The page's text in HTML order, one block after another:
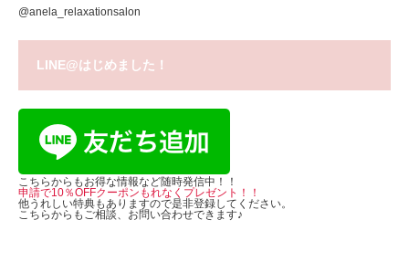
@anela_relaxationsalon
LINE@はじめました！
こちらからもお得な情報など随時発信中！！
申請で10％OFFクーポンもれなくプレゼント！！
他うれしい特典もありますので是非登録してください。
こちらからもご相談、お問い合わせできます♪